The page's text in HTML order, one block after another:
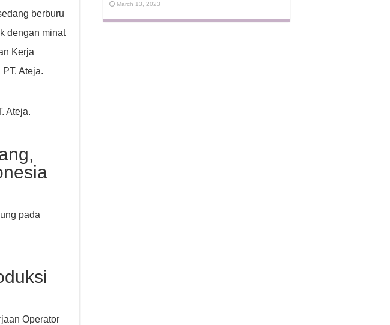
berburu
dengan minat
Kerja
Ateja.
Ateja.
pada
Operator
March 13, 2023